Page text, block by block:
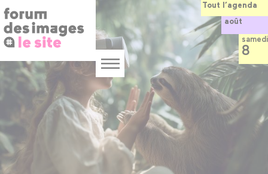
Panneau de gestion des cookies
au
contenu
principal
Menu
Tout l’agenda
août
samedi
8